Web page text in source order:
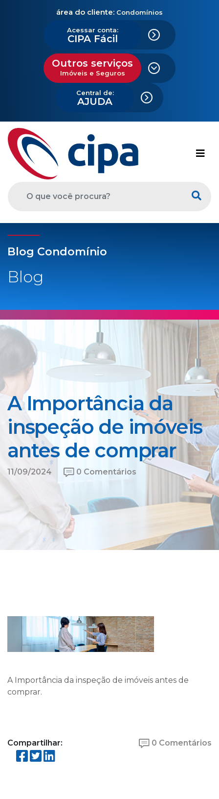
área do cliente: Condomínios
Acessar conta:
CIPA Fácil
Outros serviços
Imóveis e Seguros
Central de:
AJUDA
Blog Condomínio
Blog
A Importância da
inspeção de imóveis
antes de comprar
11/09/2024 0 Comentários
A Importância da inspeção de imóveis antes de
comprar.
Compartilhar: 0 Comentários